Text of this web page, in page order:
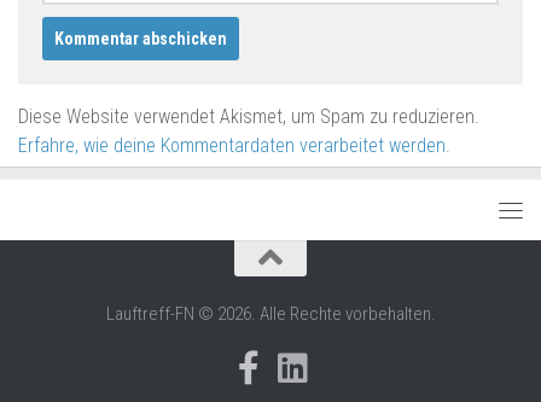
Diese Website verwendet Akismet, um Spam zu reduzieren.
Erfahre, wie deine Kommentardaten verarbeitet werden.
Lauftreff-FN © 2026. Alle Rechte vorbehalten.